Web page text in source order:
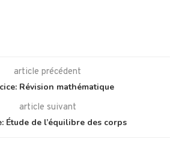
article précédent
Révision mathématique
article suivant
Étude de l’équilibre des corps